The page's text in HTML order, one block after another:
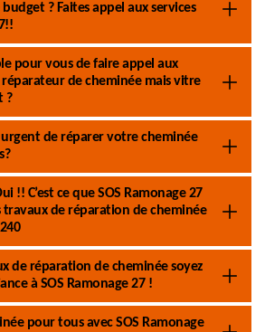
? Faites appel aux services
pour vous de faire appel aux
réparateur de cheminée mais vitre
?
urgent de réparer votre cheminée
!! C’est ce que SOS Ramonage 27
de réparation de cheminée
de réparation de cheminée soyez
à SOS Ramonage 27 !
pour tous avec SOS Ramonage